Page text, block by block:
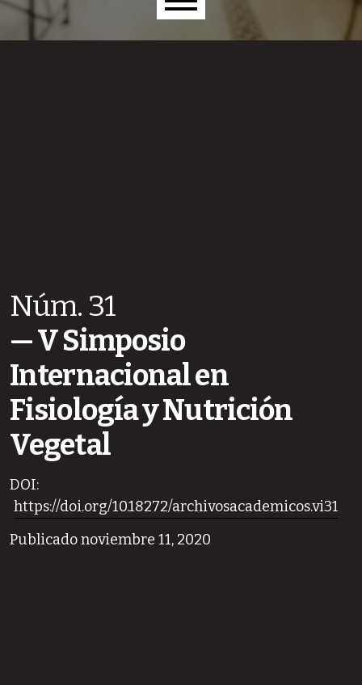
Menú principal
Núm. 31
V Simposio
Internacional en
Fisiología y Nutrición
Vegetal
DOI:
https://doi.org/10.18272/archivosacademicos.vi31
Publicado noviembre 11, 2020